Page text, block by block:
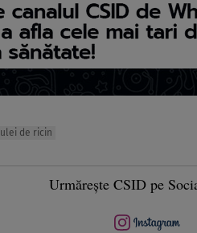
ulei de ricin
Urmărește CSID pe